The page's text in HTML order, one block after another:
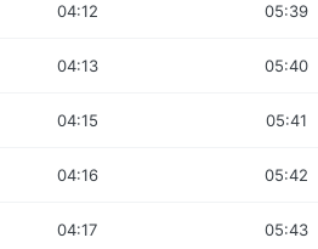
04:12 05:39
04:13 05:40
04:15 05:41
04:16 05:42
04:17 05:43